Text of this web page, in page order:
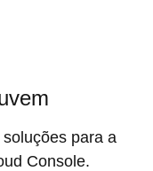
para a
Console.